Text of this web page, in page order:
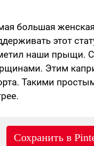
большая
этот
наши прыщи.
Этим
Такими